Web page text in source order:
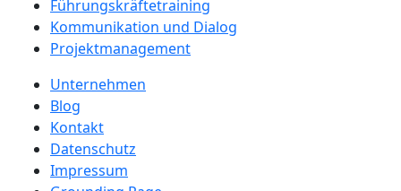
Führungskräftetraining
Kommunikation und Dialog
Projektmanagement
Unternehmen
Blog
Kontakt
Datenschutz
Impressum